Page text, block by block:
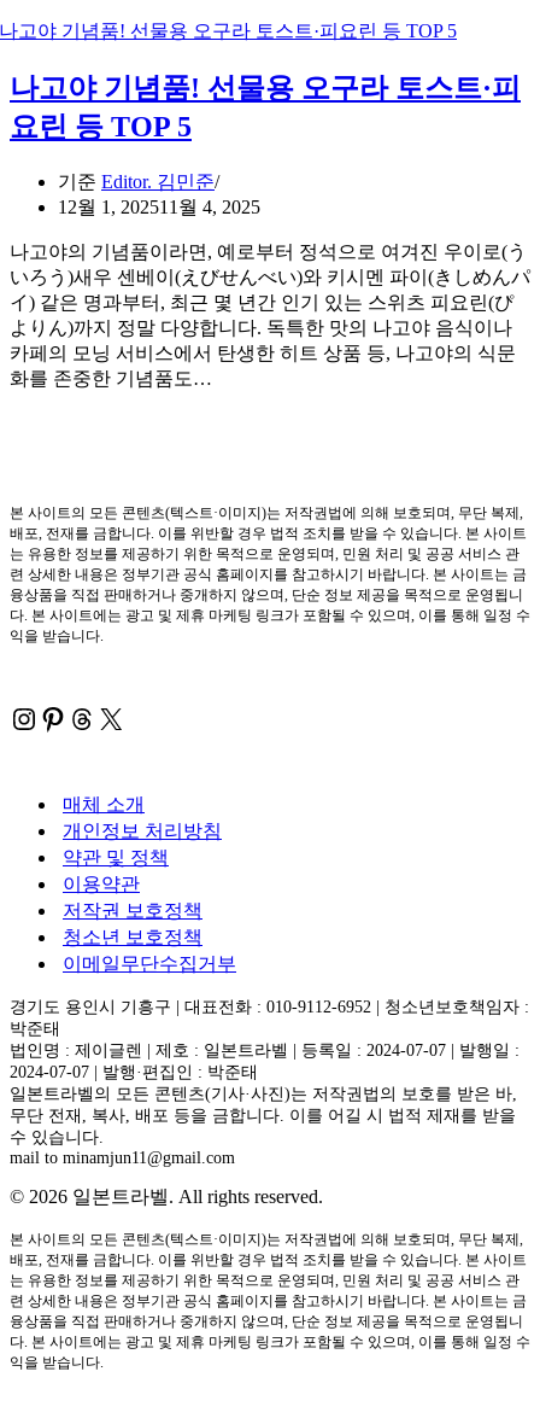
나고야 기념품! 선물용 오구라 토스트·피
요린 등 TOP 5
기준 Editor. 김민준
12월 1, 202511월 4, 2025
나고야의 기념품이라면, 예로부터 정석으로 여겨진 우이로(う
いろう)새우 센베이(えびせんべい)와 키시멘 파이(きしめんパ
イ) 같은 명과부터, 최근 몇 년간 인기 있는 스위츠 피요린(ぴ
よりん)까지 정말 다양합니다. 독특한 맛의 나고야 음식이나
카페의 모닝 서비스에서 탄생한 히트 상품 등, 나고야의 식문
화를 존중한 기념품도…
본 사이트의 모든 콘텐츠(텍스트·이미지)는 저작권법에 의해 보호되며, 무단 복제,
배포, 전재를 금합니다. 이를 위반할 경우 법적 조치를 받을 수 있습니다. 본 사이트
는 유용한 정보를 제공하기 위한 목적으로 운영되며, 민원 처리 및 공공 서비스 관
련 상세한 내용은 정부기관 공식 홈페이지를 참고하시기 바랍니다. 본 사이트는 금
융상품을 직접 판매하거나 중개하지 않으며, 단순 정보 제공을 목적으로 운영됩니
다. 본 사이트에는 광고 및 제휴 마케팅 링크가 포함될 수 있으며, 이를 통해 일정 수
익을 받습니다.
Instagram
Pinterest
Threads
X
매체 소개
개인정보 처리방침
약관 및 정책
이용약관
저작권 보호정책
청소년 보호정책
이메일무단수집거부
경기도 용인시 기흥구 | 대표전화 : 010-9112-6952 | 청소년보호책임자 :
박준태
법인명 : 제이글렌 | 제호 : 일본트라벨 | 등록일 : 2024-07-07 | 발행일 :
2024-07-07 | 발행·편집인 : 박준태
일본트라벨의 모든 콘텐츠(기사·사진)는 저작권법의 보호를 받은 바,
무단 전재, 복사, 배포 등을 금합니다. 이를 어길 시 법적 제재를 받을
수 있습니다.
mail to minamjun11@gmail.com
© 2026 일본트라벨. All rights reserved.
본 사이트의 모든 콘텐츠(텍스트·이미지)는 저작권법에 의해 보호되며, 무단 복제,
배포, 전재를 금합니다. 이를 위반할 경우 법적 조치를 받을 수 있습니다. 본 사이트
는 유용한 정보를 제공하기 위한 목적으로 운영되며, 민원 처리 및 공공 서비스 관
련 상세한 내용은 정부기관 공식 홈페이지를 참고하시기 바랍니다. 본 사이트는 금
융상품을 직접 판매하거나 중개하지 않으며, 단순 정보 제공을 목적으로 운영됩니
다. 본 사이트에는 광고 및 제휴 마케팅 링크가 포함될 수 있으며, 이를 통해 일정 수
익을 받습니다.